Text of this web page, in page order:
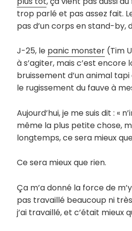
trop parlé et pas assez fait.
pas d’un corps en stand-by,
J-25, le panic monster (Tim
à s’agiter, mais c’est encore
bruissement d’un animal
le rugissement du fauve à
Aujourd’hui, je me suis dit : «
même la plus petite chose,
longtemps, ce sera mieux
Ce sera mieux que rien.
Ça m’a donné la force de
pas travaillé beaucoup ni
j’ai travaillé, et c’était mieux